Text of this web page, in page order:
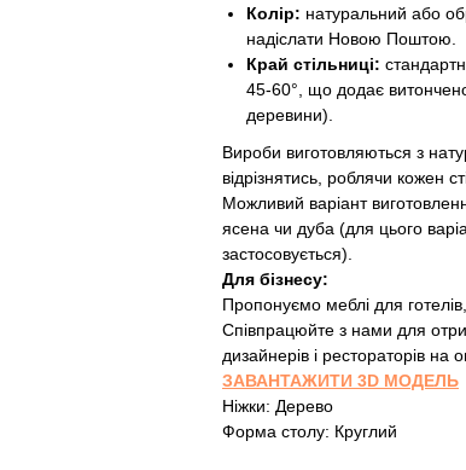
Колір: натуральний або
надіслати Новою Поштою.
Край стільниці:
45-60°, що додає
деревини).
Вироби виготовляються з
відрізнятись, роблячи кожен
Можливий варіант
ясена чи дуба (для цього
застосовується).
Для бізнесу:
Пропонуємо меблі для
Співпрацюйте з нами для
дизайнерів і рестораторів на
ЗАВАНТАЖИТИ 3D МОДЕЛЬ
Ніжки: Дерево
Форма столу: Круглий